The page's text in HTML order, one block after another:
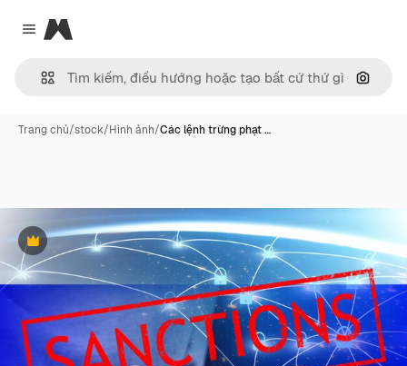
Close menu
Magnific
Tìm
Trang chủ/stock/Hình ảnh/Các lệnh trừng phạt …
Phần thưởng